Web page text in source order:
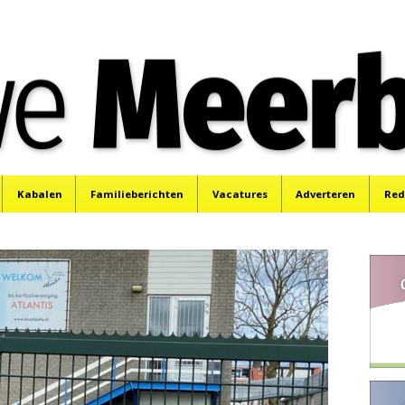
Kabalen Familieberichten Vacatures Adverteren